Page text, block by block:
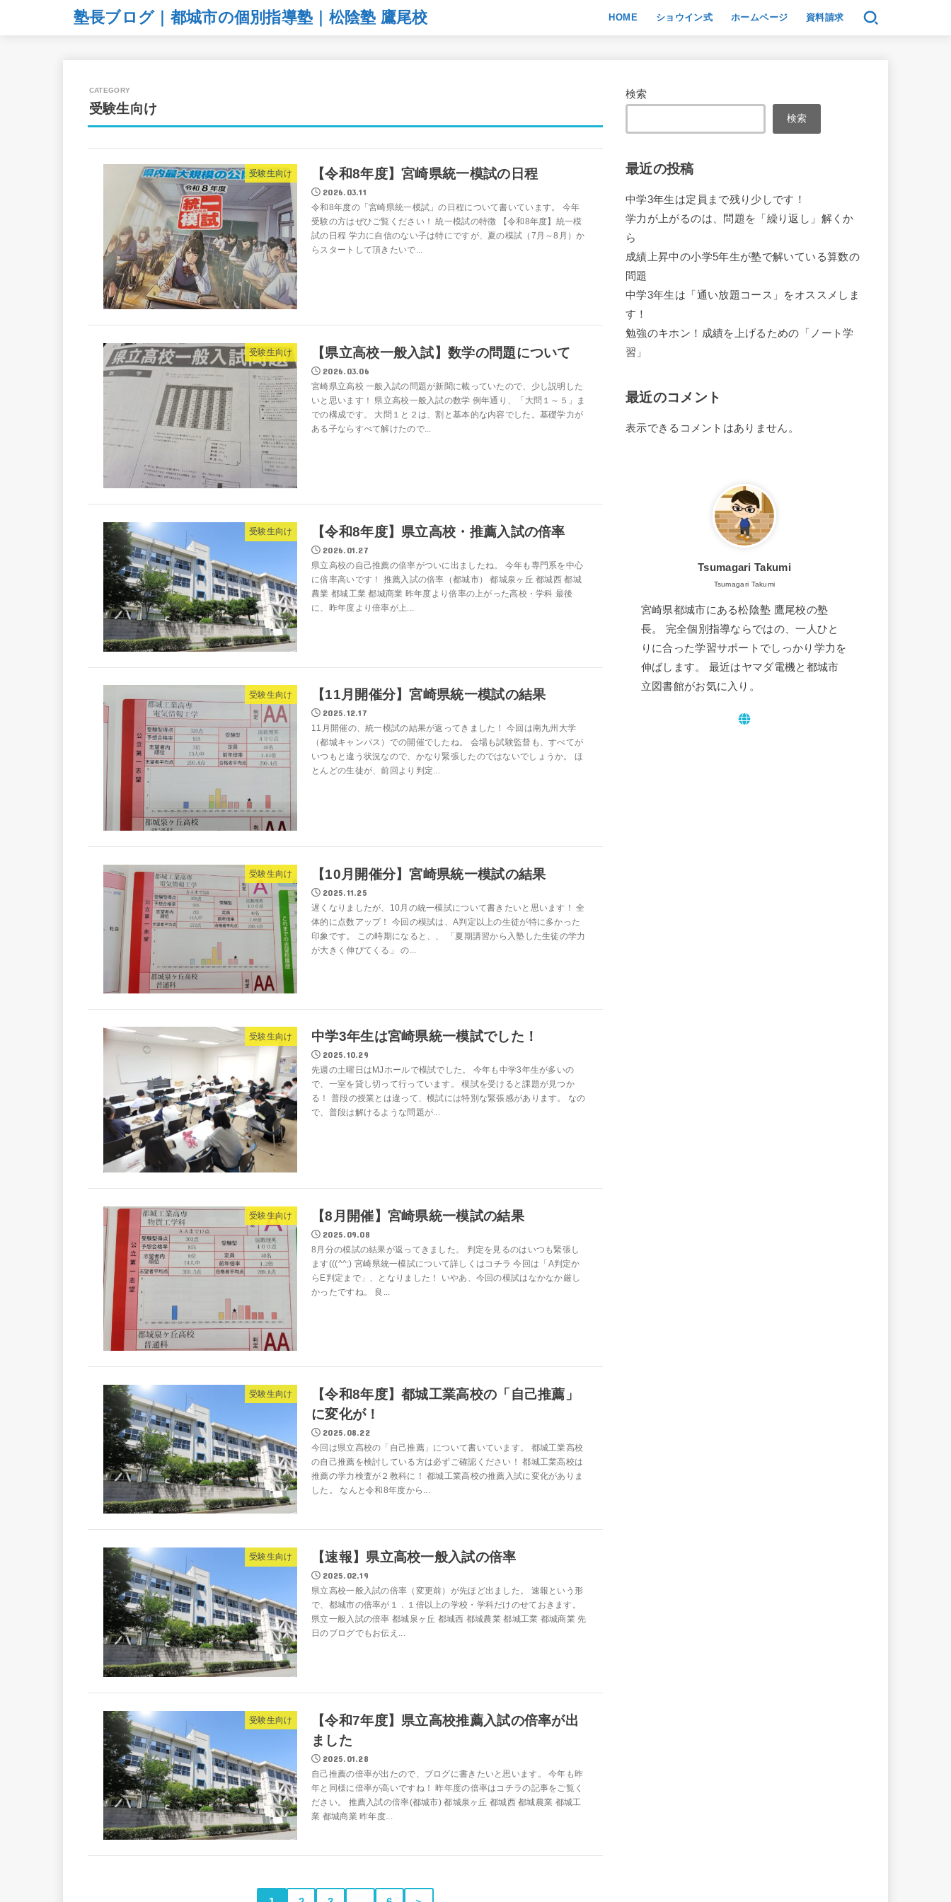
塾長ブログ｜都城市の個別指導塾｜松陰塾 鷹尾校 HOME ショウイン式 ホームページ 資料請求
受験生向け
受験生向け 【令和8年度】宮崎県統一模試の日程
2026.03.11
令和8年度の「宮崎県統一模試」の日程について書いています。 今年
受験の方はぜひご覧ください！ 統一模試の特徴 【令和8年度】統一模
試の日程 学力に自信のない子は特にですが、夏の模試（7月～8月）か
らスタートして頂きたいで...
受験生向け 【県立高校一般入試】数学の問題について
2026.03.06
宮崎県立高校 一般入試の問題が新聞に載っていたので、少し説明した
いと思います！ 県立高校一般入試の数学 例年通り、「大問１～５」ま
での構成です。 大問１と２は、割と基本的な内容でした。基礎学力が
ある子ならすべて解けたので...
受験生向け 【令和8年度】県立高校・推薦入試の倍率
2026.01.27
県立高校の自己推薦の倍率がついに出ましたね。 今年も専門系を中心
に倍率高いです！ 推薦入試の倍率（都城市） 都城泉ヶ丘 都城西 都城
農業 都城工業 都城商業 昨年度より倍率の上がった高校・学科 最後
に、昨年度より倍率が上...
受験生向け 【11月開催分】宮崎県統一模試の結果
2025.12.17
11月開催の、統一模試の結果が返ってきました！ 今回は南九州大学
（都城キャンパス）での開催でしたね。 会場も試験監督も、すべてが
いつもと違う状況なので、かなり緊張したのではないでしょうか。 ほ
とんどの生徒が、前回より判定...
受験生向け 【10月開催分】宮崎県統一模試の結果
2025.11.25
遅くなりましたが、10月の統一模試について書きたいと思います！ 全
体的に点数アップ！ 今回の模試は、A判定以上の生徒が特に多かった
印象です。 この時期になると、、 「夏期講習から入塾した生徒の学力
が大きく伸びてくる」 の...
受験生向け 中学3年生は宮崎県統一模試でした！
2025.10.29
先週の土曜日はMJホールで模試でした。 今年も中学3年生が多いの
で、一室を貸し切って行っています。 模試を受けると課題が見つか
る！ 普段の授業とは違って、模試には特別な緊張感があります。 なの
で、普段は解けるような問題が...
受験生向け 【8月開催】宮崎県統一模試の結果
2025.09.08
8月分の模試の結果が返ってきました。 判定を見るのはいつも緊張し
ます(((^^;) 宮崎県統一模試について詳しくはコチラ 今回は「A判定か
らE判定まで」、となりました！ いやあ、今回の模試はなかなか厳し
かったですね。 良...
受験生向け
【令和8年度】都城工業高校の「自己推薦」
に変化が！
2025.08.22
今回は県立高校の「自己推薦」について書いています。 都城工業高校
の自己推薦を検討している方は必ずご確認ください！ 都城工業高校は
推薦の学力検査が２教科に！ 都城工業高校の推薦入試に変化がありま
した。 なんと令和8年度から...
受験生向け 【速報】県立高校一般入試の倍率
2025.02.19
県立高校一般入試の倍率（変更前）が先ほど出ました。 速報という形
で、都城市の倍率が１．１倍以上の学校・学科だけのせておきます。
県立一般入試の倍率 都城泉ヶ丘 都城西 都城農業 都城工業 都城商業 先
日のブログでもお伝え...
受験生向け
【令和7年度】県立高校推薦入試の倍率が出
ました
2025.01.28
自己推薦の倍率が出たので、ブログに書きたいと思います。 今年も昨
年と同様に倍率が高いですね！ 昨年度の倍率はコチラの記事をご覧く
ださい。 推薦入試の倍率(都城市) 都城泉ヶ丘 都城西 都城農業 都城工
業 都城商業 昨年度...
検索
検索
最近の投稿
中学3年生は定員まで残り少しです！
学力が上がるのは、問題を「繰り返し」解くか
ら
成績上昇中の小学5年生が塾で解いている算数の
問題
中学3年生は「通い放題コース」をオススメしま
す！
勉強のキホン！成績を上げるための「ノート学
習」
最近のコメント
表示できるコメントはありません。
Tsumagari Takumi
Tsumagari Takumi
宮崎県都城市にある松陰塾 鷹尾校の塾
長。 完全個別指導ならではの、一人ひと
りに合った学習サポートでしっかり学力を
伸ばします。 最近はヤマダ電機と都城市
立図書館がお気に入り。